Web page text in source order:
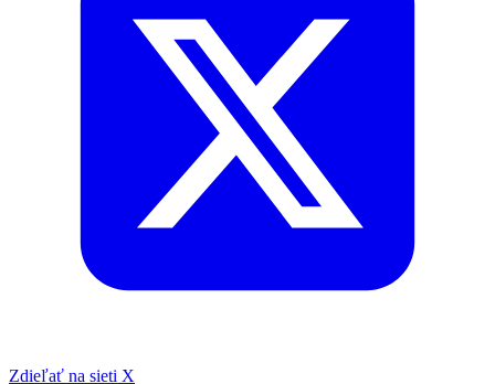
Zdieľať na sieti X